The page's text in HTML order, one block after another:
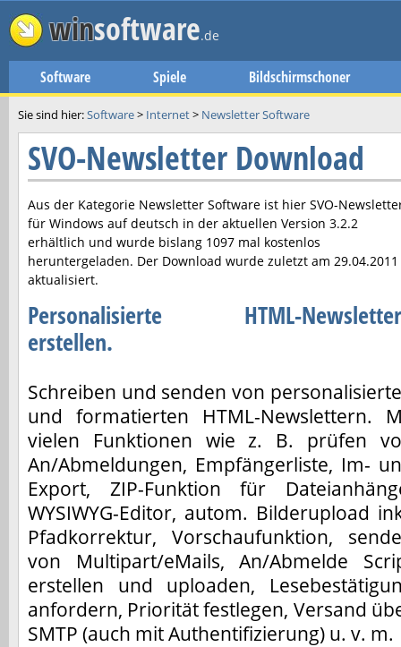
winsoftware.de
Software Spiele Bildschirmschoner
Sie sind hier:Software> Internet> Newsletter Software
SVO-Newsletter Download
Aus der Kategorie Newsletter Software ist hier SVO-
für Windows auf deutsch in der aktuellen Version 3.2.2
erhältlich und wurde bislang 1097 mal kostenlos
heruntergeladen. Der Download wurde zuletzt am 29.04.2011
aktualisiert.
Personalisierte HTML-
erstellen.
Schreiben und senden von
und formatierten HTML-Newslettern.
vielen Funktionen wie z. B. prüfen
An/Abmeldungen, Empfängerliste, Im-
Export, ZIP-Funktion für
WYSIWYG-Editor, autom. Bilderupload
Pfadkorrektur, Vorschaufunktion,
von Multipart/eMails, An/Abmelde
erstellen und uploaden,
anfordern, Priorität festlegen, Versand
SMTP (auch mit Authentifizierung) u. v. m.